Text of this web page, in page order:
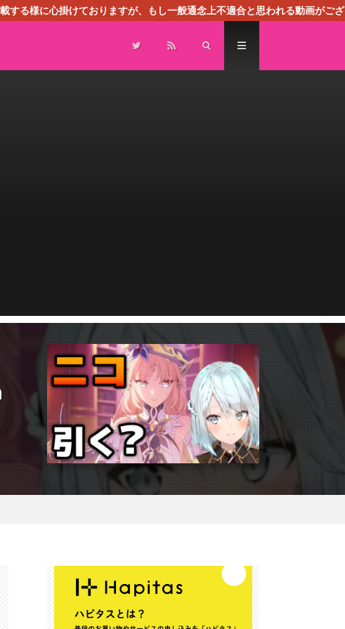
る様に心掛けておりますが、もし一般通念上不適合と思われる動画がござ